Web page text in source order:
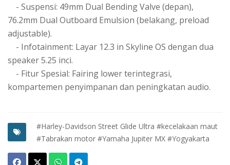
- Suspensi: 49mm Dual Bending Valve (depan),
76.2mm Dual Outboard Emulsion (belakang, preload
adjustable).
- Infotainment: Layar 12.3 in Skyline OS dengan dua
speaker 5.25 inci.
- Fitur Spesial: Fairing lower terintegrasi,
kompartemen penyimpanan dan peningkatan audio.
#Harley-Davidson Street Glide Ultra #kecelakaan maut
#Tabrakan motor #Yamaha Jupiter MX #Yogyakarta